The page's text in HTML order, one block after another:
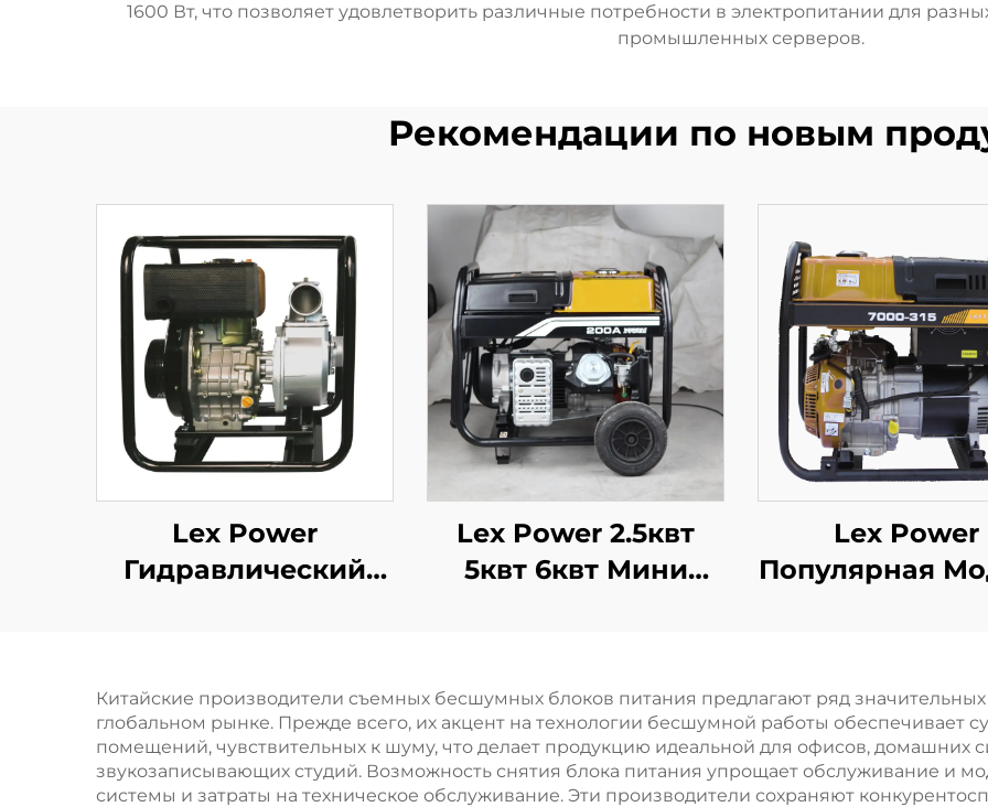
1600 Вт, что позволяет удовлетворить различные потребности в электропитании для
промышленных серверов.
Рекомендации по новым
Lex Power
Гидравлический
Давления Цена
Списка
Lex Power 2.5квт
5квт 6квт Мини
Сварочный Аппарат
Высокого Качества
Lex Power
Популярная
Китайские производители съемных бесшумных блоков питания предлагают ряд
глобальном рынке. Прежде всего, их акцент на технологии бесшумной работы обеспечивает
помещений, чувствительных к шуму, что делает продукцию идеальной для офисов, домашних
звукозаписывающих студий. Возможность снятия блока питания упрощает обслуживание и
системы и затраты на техническое обслуживание. Эти производители сохраняют